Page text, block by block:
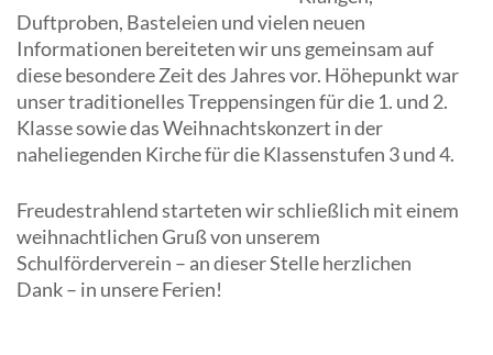
Duftproben, Basteleien und vielen neuen
Informationen bereiteten wir uns gemeinsam auf
diese besondere Zeit des Jahres vor. Höhepunkt war
unser traditionelles Treppensingen für die 1. und 2.
Klasse sowie das Weihnachtskonzert in der
naheliegenden Kirche für die Klassenstufen 3 und 4.
Freudestrahlend starteten wir schließlich mit einem
weihnachtlichen Gruß von unserem
Schulförderverein – an dieser Stelle herzlichen
Dank – in unsere Ferien!